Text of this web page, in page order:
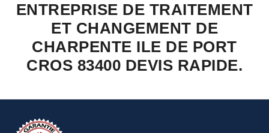
ENTREPRISE DE TRAITEMENT
ET CHANGEMENT DE
CHARPENTE ILE DE PORT
CROS 83400 DEVIS RAPIDE.